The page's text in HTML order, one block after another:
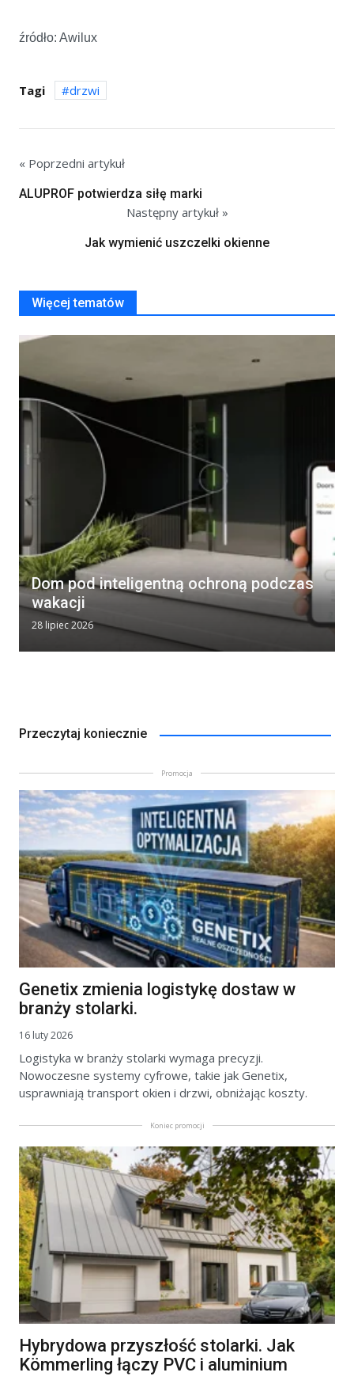
źródło: Awilux
Tagi drzwi
« Poprzedni artykuł
ALUPROF potwierdza siłę marki
Następny artykuł »
Jak wymienić uszczelki okienne
Więcej tematów
Dom pod inteligentną ochroną podczas
wakacji
28 lipiec 2026
Przeczytaj koniecznie
Promocja
Genetix zmienia logistykę dostaw w
branży stolarki.
16 luty 2026
Logistyka w branży stolarki wymaga precyzji.
Nowoczesne systemy cyfrowe, takie jak Genetix,
usprawniają transport okien i drzwi, obniżając koszty.
Koniec promocji
Hybrydowa przyszłość stolarki. Jak
Kömmerling łączy PVC i aluminium